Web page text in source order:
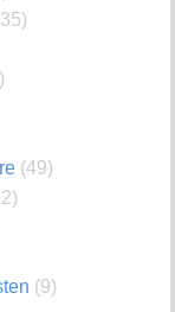
(49)
(9)